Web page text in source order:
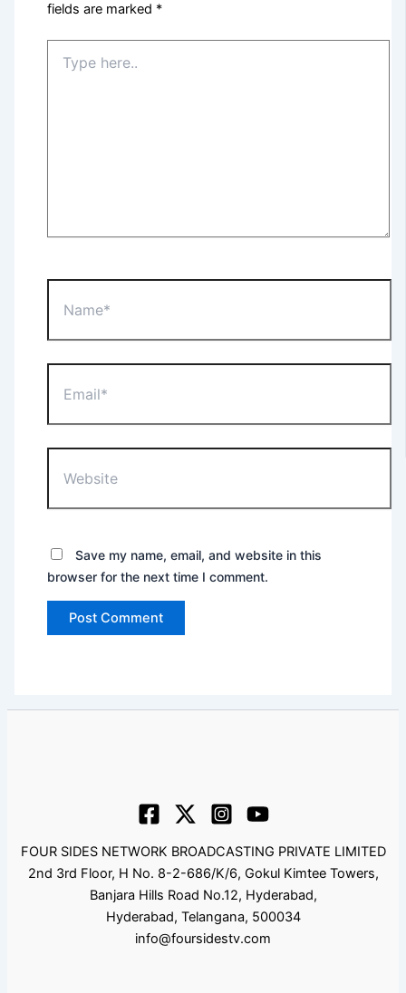
fields are marked *
here..
Save my name, email, and website in this
browser for the next time I comment.
FOUR SIDES NETWORK BROADCASTING PRIVATE LIMITED
2nd 3rd Floor, H No. 8-2-686/K/6, Gokul Kimtee Towers,
Banjara Hills Road No.12, Hyderabad,
Hyderabad, Telangana, 500034
info@foursidestv.com